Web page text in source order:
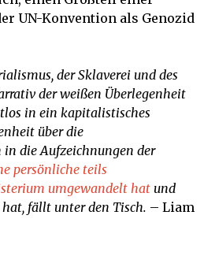
UN-Konvention als Genozid
der Sklaverei und des
der weißen Überlegenheit
in ein kapitalistisches
über die
die Aufzeichnungen der
persönliche teils
umgewandelt hat und
fällt unter den Tisch. – Liam